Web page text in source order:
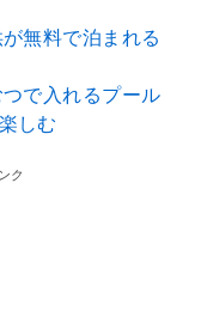
無料で泊まれる
で入れるプール
しむ
ク